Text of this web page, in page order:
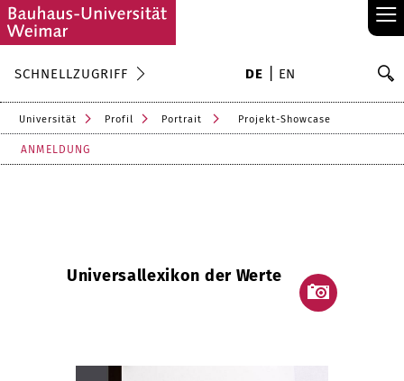
≡
SCHNELLZUGRIFF DE EN
Universität Profil Portrait Projekt-Showcase
ANMELDUNG
Universallexikon der Werte